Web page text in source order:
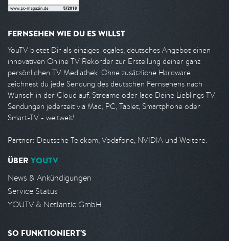
FERNSEHEN WIE DU ES WILLST
YouTV bietet Dir als einziges legales, deutsches Angebot einen
innovativen Online TV Rekorder zur Erstellung deiner ganz
persönlichen TV Mediathek. Ohne zusätzliche Hardware
zeichnest du jede Sendung des deutschen Fernsehens nach
Wunsch in der Cloud auf. Streame oder lade Deine Lieblings TV
Sendungen jederzeit via Mac, PC, Tablet, Smartphone oder
Smart-TV - weltweit!
Partner: Deutsche Telekom, Vodafone, NVIDIA und Weitere.
ÜBER YOUTV
News & Ankündigungen
Service Status
YOUTV & Netlantic GmbH
SO FUNKTIONIERT'S